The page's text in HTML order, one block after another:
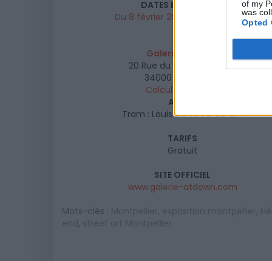
of my
was
Opted
DATES ET HORAIRES
Du 8 février 2019 au 9 mars 2019
Galerie At Down
20 Rue du Plan de l'Olivier
34000
Calcul d'itinéraire
ACCÈS
Tram : Louis Blanc ou Corum
TARIFS
Gratuit
SITE OFFICIEL
www.galerie-atdown.com
Mots-clés : , ,
,